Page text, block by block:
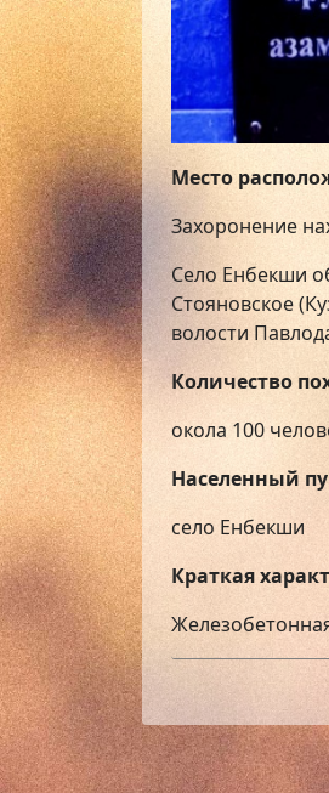
Место
Захоронение
Село Енбекши
Стояновское
волости
Количество
окола 100
Населенный
село Енбекши
Краткая